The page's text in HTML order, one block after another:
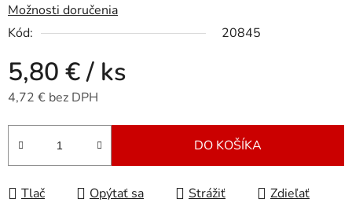
Možnosti doručenia
Kód:
20845
5,80 €/ ks
4,72 € bez DPH
Jednotková cena:
DO KOŠÍKA
Tlač Opýtať sa Strážiť Zdieľať